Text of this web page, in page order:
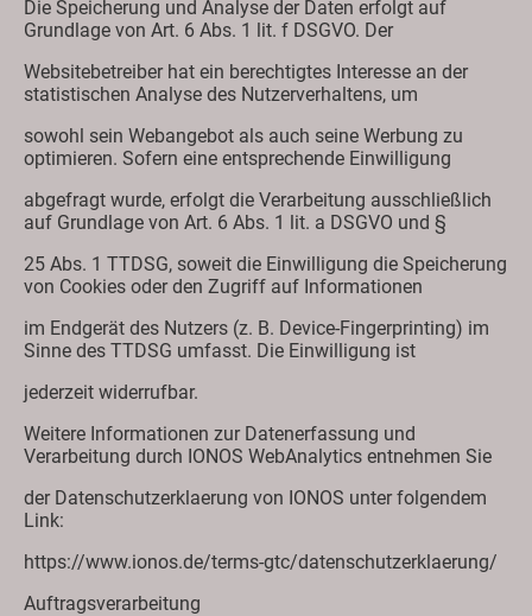
Die Speicherung und Analyse der Daten erfolgt auf
Grundlage von Art. 6 Abs. 1 lit. f DSGVO. Der
Websitebetreiber hat ein berechtigtes Interesse an der
statistischen Analyse des Nutzerverhaltens, um
sowohl sein Webangebot als auch seine Werbung zu
optimieren. Sofern eine entsprechende Einwilligung
abgefragt wurde, erfolgt die Verarbeitung ausschließlich
auf Grundlage von Art. 6 Abs. 1 lit. a DSGVO und §
25 Abs. 1 TTDSG, soweit die Einwilligung die Speicherung
von Cookies oder den Zugriff auf Informationen
im Endgerät des Nutzers (z. B. Device-Fingerprinting) im
Sinne des TTDSG umfasst. Die Einwilligung ist
jederzeit widerrufbar.
Weitere Informationen zur Datenerfassung und
Verarbeitung durch IONOS WebAnalytics entnehmen Sie
der Datenschutzerklaerung von IONOS unter folgendem
Link:
https://www.ionos.de/terms-gtc/datenschutzerklaerung/
Auftragsverarbeitung